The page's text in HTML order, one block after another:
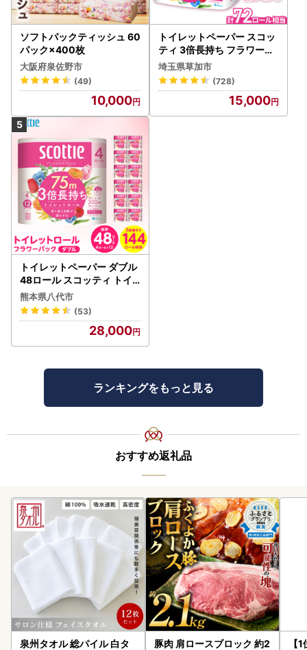
ソフトパックティッシュ 60
パック×400枚
大阪府泉佐野市
(49)
10,000
トイレットペーパー スコッ
ティ 3倍長持ち フラワーパ
ック 4ロール×6P
埼玉県草加市
(728)
15,000
トイレットペーパー ダブル
48ロール スコッティ トイ
レット
熊本県八代市
(53)
28,000
ランキングをもっと見る
おすすめ返礼品
泉州タオル 総パイル 白タ
豚肉 肩ロースブロック 約2
【